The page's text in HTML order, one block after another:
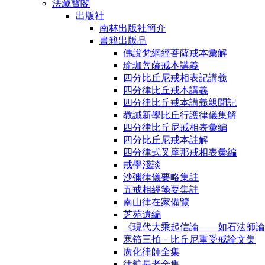
法藏寶閣
出版社
南林出版社簡介
書籍出版品
佛說梵網經菩薩戒本彙解
瑜珈菩薩戒本講義
四分比丘尼戒相表記講義
四分律比丘戒本講義
四分律比丘戒本講義親聞記
教誡新學比丘行護律儀集解
四分律比丘尼戒相表彙編
四分比丘尼戒本註解
四分律式叉摩那戒相表彙編
戒學淺談
沙彌律儀要略集註
五戒相經箋要集註
南山律在家備覽
芝苑遺編
《現代大乘起信論――如石法師
寒笳三拍－比丘尼重受戒論文集
廣化律師全集